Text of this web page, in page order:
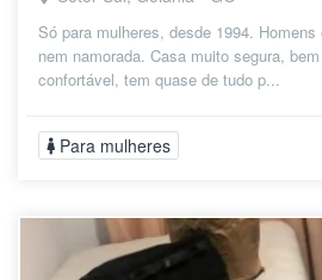
Só para mulheres, desde 1994.
nem namorada. Casa muito segura,
confortável, tem quase de tudo p...
Para mulheres